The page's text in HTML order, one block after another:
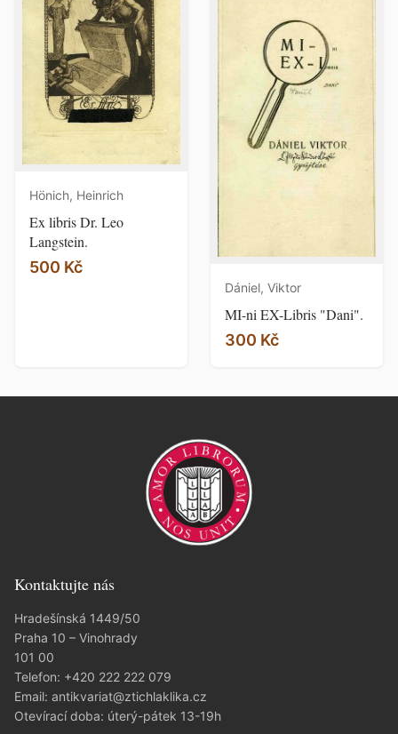
Hönich, Heinrich
Ex libris Dr. Leo
Langstein.
500 Kč
Dániel, Viktor
MI-ni EX-Libris "Dani".
300 Kč
Kontaktujte nás
Hradešínská 1449/50
Praha 10 – Vinohrady
101 00
Telefon: +420 222 222 079
Email: antikvariat@ztichlaklika.cz
Otevírací doba: úterý-pátek 13-19h